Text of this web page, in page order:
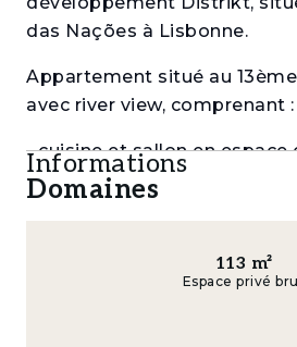
das Nações à Lisbonne.
Appartement situé au
avec river view, comprenant :
- cuisine et sallon en espace
. Cette pièce donne accès à
- couloir de chambre
- chambre avec placard
Informations
Domaines
113 m²
Espace privé